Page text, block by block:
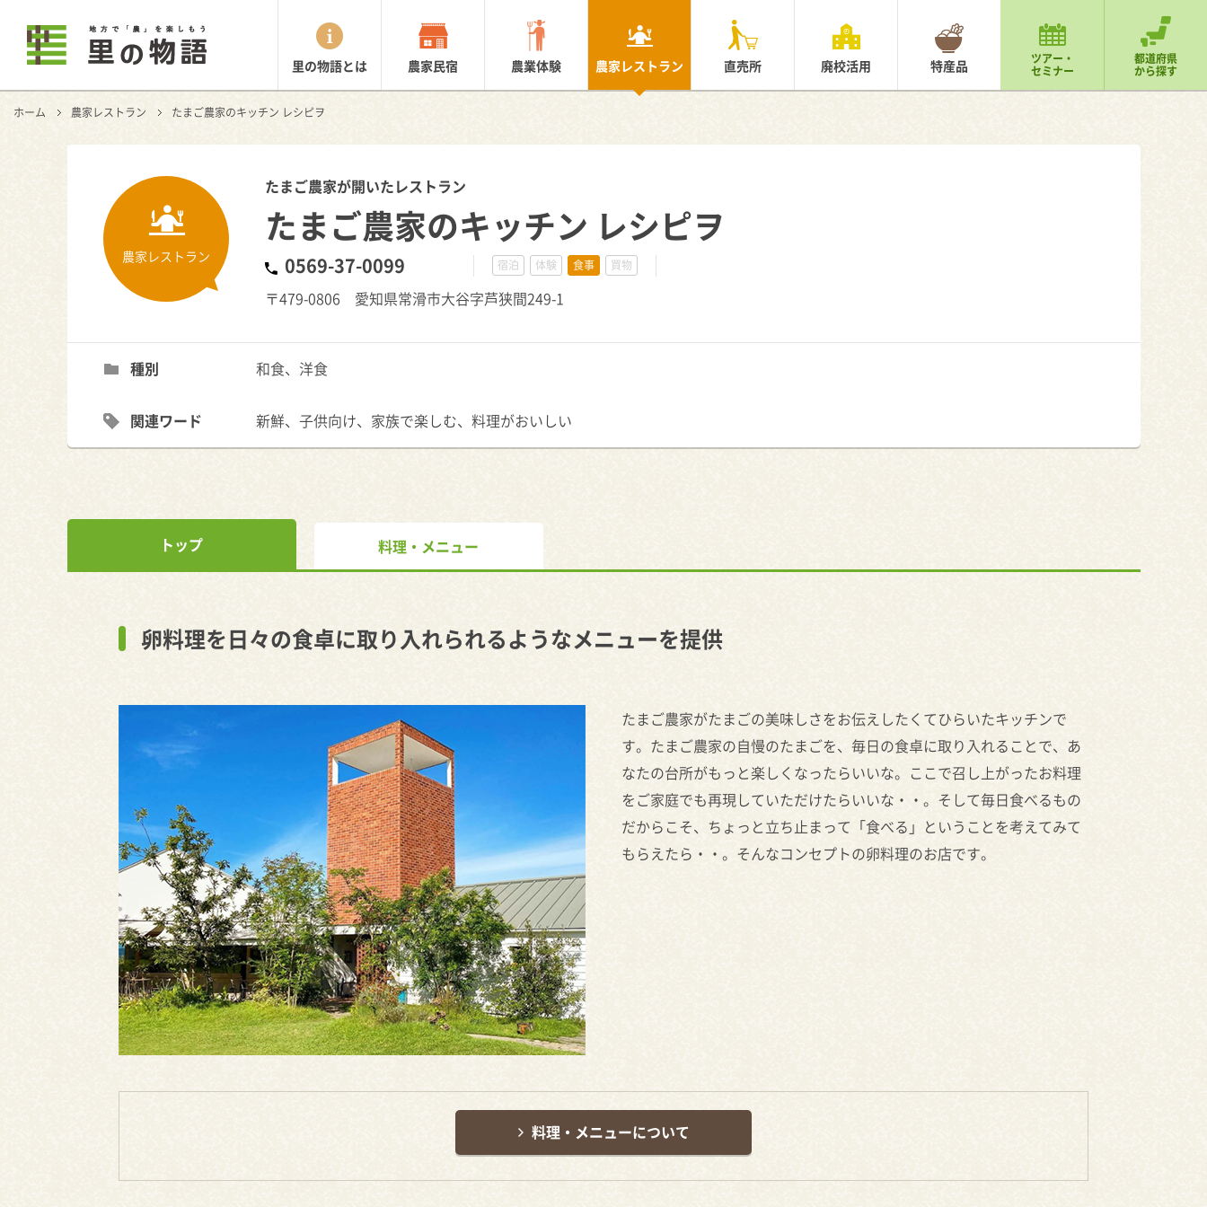
里の物語とは 農家民宿 農業体験 農家レストラン 直売所 廃校活用 特産品 ツアー・
セミナー
都道府県
から探す
ホーム 農家レストラン たまご農家のキッチン レシピヲ
農家レストラン
たまご農家が開いたレストラン
たまご農家のキッチン レシピヲ
0569-37-0099 宿泊 体験 食事 買物
〒479-0806 愛知県常滑市大谷字芦狭間249-1
種別 和食、洋食
関連ワード 新鮮、子供向け、家族で楽しむ、料理がおいしい
トップ 料理・メニュー
卵料理を日々の食卓に取り入れられるようなメニューを提供
たまご農家がたまごの美味しさをお伝えしたくてひらいたキッチンで
す。たまご農家の自慢のたまごを、毎日の食卓に取り入れることで、あ
なたの台所がもっと楽しくなったらいいな。ここで召し上がったお料理
をご家庭でも再現していただけたらいいな・・。そして毎日食べるもの
だからこそ、ちょっと立ち止まって「食べる」ということを考えてみて
もらえたら・・。そんなコンセプトの卵料理のお店です。
料理・メニューについて